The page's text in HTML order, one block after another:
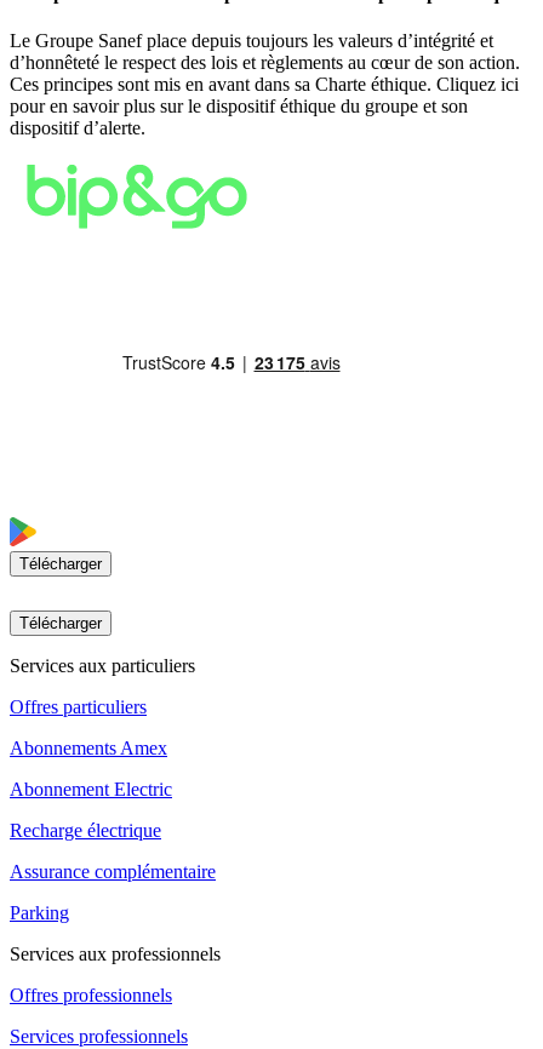
Le Groupe Sanef place depuis toujours les valeurs d’intégrité et
d’honnêteté le respect des lois et règlements au cœur de son action.
Ces principes sont mis en avant dans sa Charte éthique. Cliquez ici
pour en savoir plus sur le dispositif éthique du groupe et son
dispositif d’alerte.
Télécharger
Télécharger
Services aux particuliers
Offres particuliers
Abonnements Amex
Abonnement Electric
Recharge électrique
Assurance complémentaire
Parking
Services aux professionnels
Offres professionnels
Services professionnels